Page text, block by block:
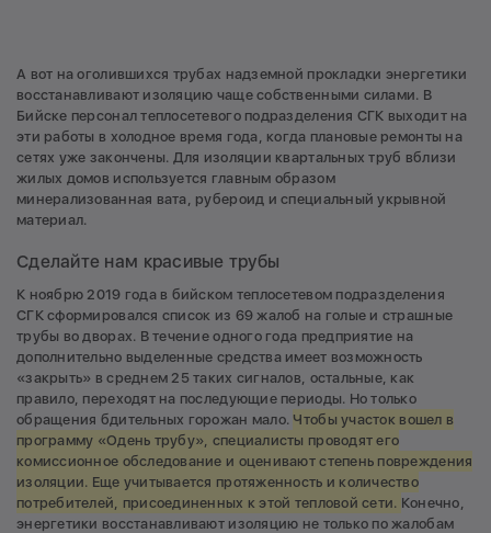
А вот на оголившихся трубах надземной прокладки энергетики
восстанавливают изоляцию чаще собственными силами. В
Бийске персонал теплосетевого подразделения СГК выходит на
эти работы в холодное время года, когда плановые ремонты на
сетях уже закончены. Для изоляции квартальных труб вблизи
жилых домов используется главным образом
минерализованная вата, рубероид и специальный укрывной
материал.
Сделайте нам красивые трубы
К ноябрю 2019 года в бийском теплосетевом подразделения
СГК сформировался список из 69 жалоб на голые и страшные
трубы во дворах. В течение одного года предприятие на
дополнительно выделенные средства имеет возможность
«закрыть» в среднем 25 таких сигналов, остальные, как
правило, переходят на последующие периоды. Но только
обращения бдительных горожан мало. Чтобы участок вошел в
программу «Одень трубу», специалисты проводят его
комиссионное обследование и оценивают степень повреждения
изоляции. Еще учитывается протяженность и количество
потребителей, присоединенных к этой тепловой сети. Конечно,
энергетики восстанавливают изоляцию не только по жалобам